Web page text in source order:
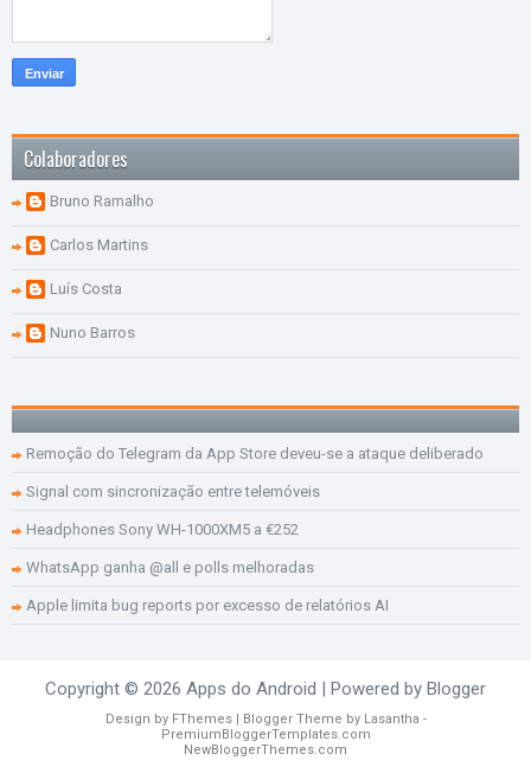
Colaboradores
Bruno Ramalho
Carlos Martins
Luís Costa
Nuno Barros
Remoção do Telegram da App Store deveu-se a ataque deliberado
Signal com sincronização entre telemóveis
Headphones Sony WH-1000XM5 a €252
WhatsApp ganha @all e polls melhoradas
Apple limita bug reports por excesso de relatórios AI
Copyright © 2026 Apps do Android | Powered by Blogger
Design by FThemes| Blogger Theme by Lasantha -
PremiumBloggerTemplates.com
NewBloggerThemes.com